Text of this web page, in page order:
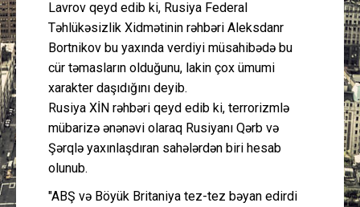
Lavrov qeyd edib ki, Rusiya Federal
Təhlükəsizlik Xidmətinin rəhbəri Aleksdanr
Bortnikov bu yaxında verdiyi müsahibədə bu
cür təmasların olduğunu, lakin çox ümumi
xarakter daşıdığını deyib.
Rusiya XİN rəhbəri qeyd edib ki, terrorizmlə
mübarizə ənənəvi olaraq Rusiyanı Qərb və
Şərqlə yaxınlaşdıran sahələrdən biri hesab
olunub.
"ABŞ və Böyük Britaniya tez-tez bəyan edirdi